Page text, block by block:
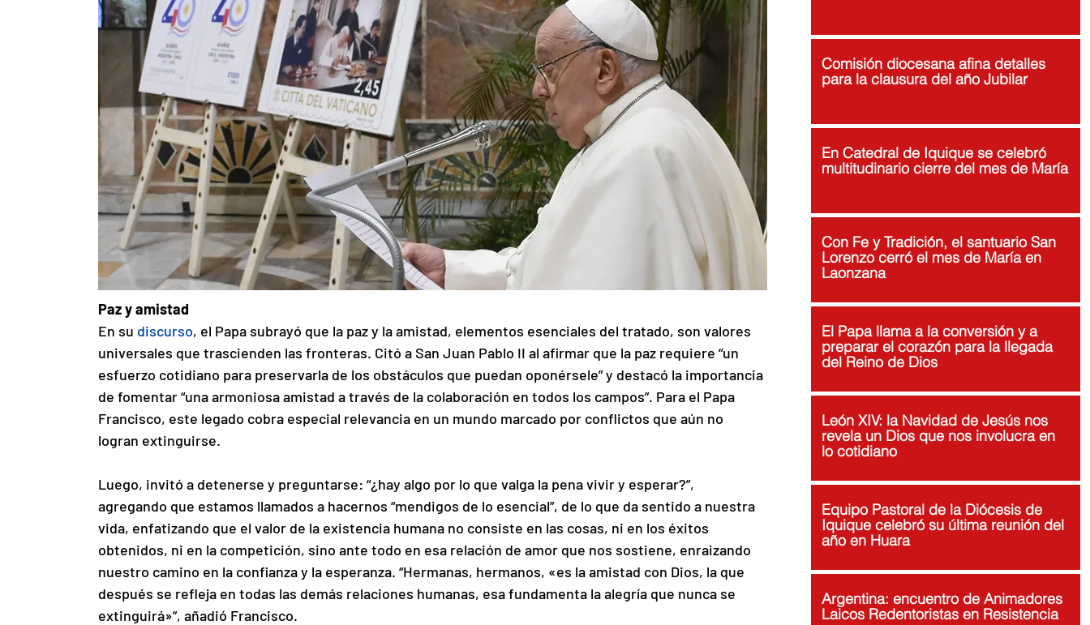
Paz y amistad
En su discurso, el Papa subrayó que la paz y la amistad, elementos esenciales del tratado, son valores
universales que trascienden las fronteras. Citó a San Juan Pablo II al afirmar que la paz requiere “un
esfuerzo cotidiano para preservarla de los obstáculos que puedan oponérsele” y destacó la importancia
de fomentar “una armoniosa amistad a través de la colaboración en todos los campos”. Para el Papa
Francisco, este legado cobra especial relevancia en un mundo marcado por conflictos que aún no
logran extinguirse.
Luego, invitó a detenerse y preguntarse: “¿hay algo por lo que valga la pena vivir y esperar?”,
agregando que estamos llamados a hacernos “mendigos de lo esencial”, de lo que da sentido a nuestra
vida, enfatizando que el valor de la existencia humana no consiste en las cosas, ni en los éxitos
obtenidos, ni en la competición, sino ante todo en esa relación de amor que nos sostiene, enraizando
nuestro camino en la confianza y la esperanza. “Hermanas, hermanos, «es la amistad con Dios, la que
después se refleja en todas las demás relaciones humanas, esa fundamenta la alegría que nunca se
extinguirá»”, añadió Francisco.
Comisión diocesana afina detalles
para la clausura del año Jubilar
En Catedral de Iquique se celebró
multitudinario cierre del mes de María
Con Fe y Tradición, el santuario San
Lorenzo cerró el mes de María en
Laonzana
El Papa llama a la conversión y a
preparar el corazón para la llegada
del Reino de Dios
León XIV: la Navidad de Jesús nos
revela un Dios que nos involucra en
lo cotidiano
Equipo Pastoral de la Diócesis de
Iquique celebró su última reunión del
año en Huara
Argentina: encuentro de Animadores
Laicos Redentoristas en Resistencia